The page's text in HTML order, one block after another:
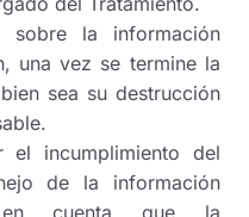
sobre la información
una vez se termine la
sea su destrucción
el incumplimiento del
de la información
en cuenta que la